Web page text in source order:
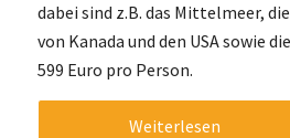
dabei sind z.B. das Mittelmeer,
von Kanada und den USA sowie
599 Euro pro Person.
Weiterlesen